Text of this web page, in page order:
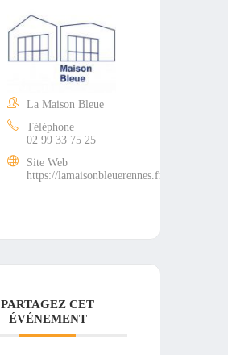
La Maison Bleue
Téléphone
02 99 33 75 25
Site Web
https://lamaisonbleuerennes.fr/
PARTAGEZ CET
ÉVÉNEMENT